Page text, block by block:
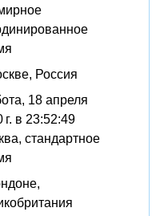
Россия
18 апреля
г. в 23:52:49
стандартное